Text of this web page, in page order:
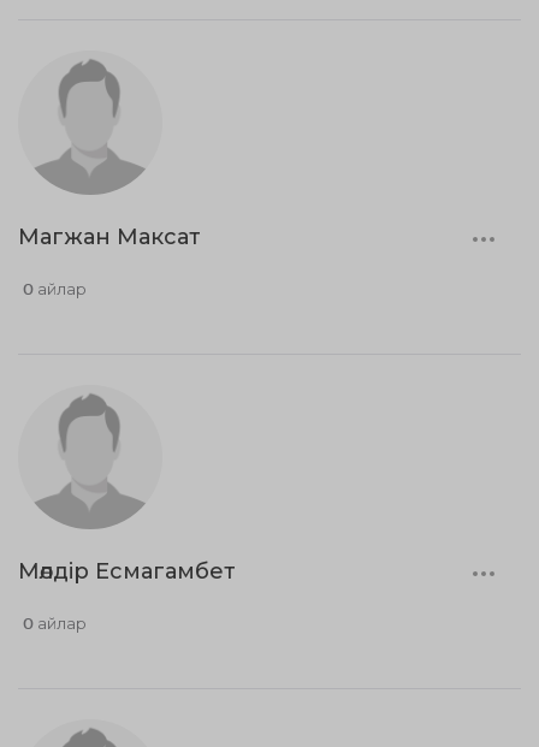
Магжан Максат
0 айлар
Мөлдір Есмагамбет
0 айлар